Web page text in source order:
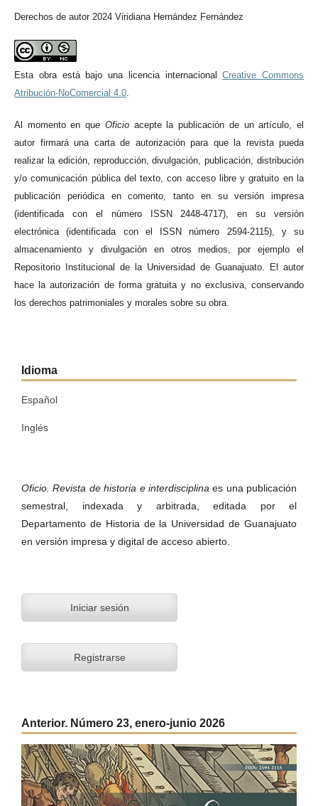
Derechos de autor 2024 Viridiana Hernández Fernández
Esta obra está bajo una licencia internacionalCreative Commons
Atribución-NoComercial 4.0
Al momento en que Oficioacepte la publicación de un artículo, el
autor firmará una carta de autorización para que la revista pueda
realizar la edición, reproducción, divulgación, publicación, distribución
y/o comunicación pública del texto, con acceso libre y gratuito en la
publicación periódica en comento, tanto en su versión impresa
(identificada con el número ISSN 2448-4717), en su versión
electrónica (identificada con el ISSN número 2594-2115), y su
almacenamiento y divulgación en otros medios, por ejemplo el
Repositorio Institucional de la Universidad de Guanajuato. El autor
hace la autorización de forma gratuita y no exclusiva, conservando
los derechos patrimoniales y morales sobre su obra.
Idioma
Español
Inglés
Oficio. Revista de historia e interdisciplinaes una publicación
semestral, indexada y arbitrada, editada por el
Departamento de Historia de la Universidad de Guanajuato
en versión impresa y digital de acceso abierto.
Iniciar sesión
Registrarse
Anterior. Número 23, enero-junio 2026